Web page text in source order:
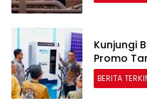
Kunjungi
Promo
BERITA